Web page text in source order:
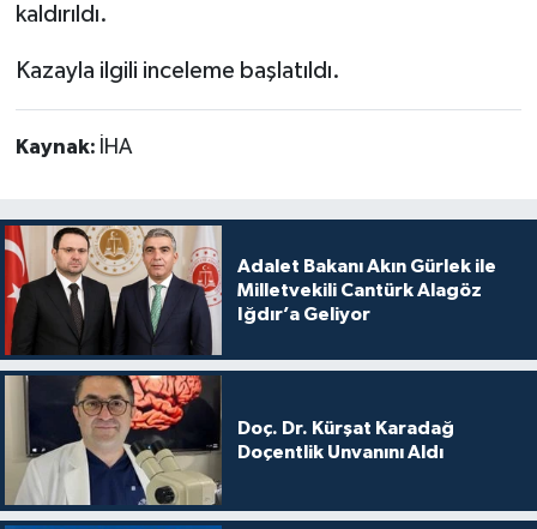
kaldırıldı.
Kazayla ilgili inceleme başlatıldı.
Kaynak: İHA
Adalet Bakanı Akın Gürlek ile
Milletvekili Cantürk Alagöz
Iğdır’a Geliyor
Doç. Dr. Kürşat Karadağ
Doçentlik Unvanını Aldı